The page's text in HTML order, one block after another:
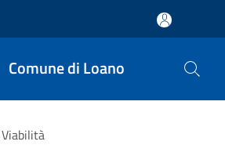
Comune di Loano
Viabilità